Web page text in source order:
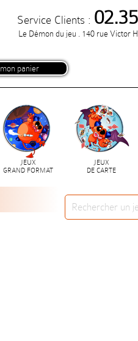
Service Clients :
Le Démon du jeu . 140 rue Victor
mon panier
JEUX
GRAND FORMAT
JEUX
DE CARTE